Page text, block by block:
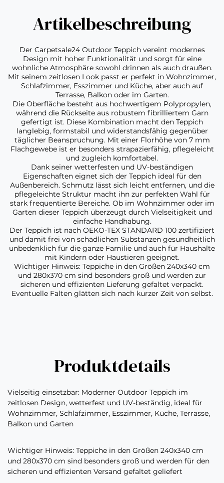
Artikelbeschreibung
Der Carpetsale24 Outdoor Teppich vereint modernes
Design mit hoher Funktionalität und sorgt für eine
wohnliche Atmosphäre sowohl drinnen als auch draußen.
Mit seinem zeitlosen Look passt er perfekt in Wohnzimmer,
Schlafzimmer, Esszimmer und Küche, aber auch auf
Terrasse, Balkon oder im Garten.
Die Oberfläche besteht aus hochwertigem Polypropylen,
während die Rückseite aus robustem fibrilliertem Garn
gefertigt ist. Diese Kombination macht den Teppich
langlebig, formstabil und widerstandsfähig gegenüber
täglicher Beanspruchung. Mit einer Florhöhe von 7 mm
Flachgewebe ist er besonders strapazierfähig, pflegeleicht
und zugleich komfortabel.
Dank seiner wetterfesten und UV-beständigen
Eigenschaften eignet sich der Teppich ideal für den
Außenbereich. Schmutz lässt sich leicht entfernen, und die
pflegeleichte Struktur macht ihn zur perfekten Wahl für
stark frequentierte Bereiche. Ob im Wohnzimmer oder im
Garten dieser Teppich überzeugt durch Vielseitigkeit und
einfache Handhabung.
Der Teppich ist nach OEKO-TEX STANDARD 100 zertifiziert
und damit frei von schädlichen Substanzen gesundheitlich
unbedenklich für die ganze Familie und auch für Haushalte
mit Kindern oder Haustieren geeignet.
Wichtiger Hinweis: Teppiche in den Größen 240x340 cm
und 280x370 cm sind besonders groß und werden zur
sicheren und effizienten Lieferung gefaltet verpackt.
Eventuelle Falten glätten sich nach kurzer Zeit von selbst.
Produktdetails
Vielseitig einsetzbar: Moderner Outdoor Teppich im
zeitlosen Design, wetterfest und UV-beständig, ideal für
Wohnzimmer, Schlafzimmer, Esszimmer, Küche, Terrasse,
Balkon und Garten
Wichtiger Hinweis: Teppiche in den Größen 240x340 cm
und 280x370 cm sind besonders groß und werden für den
sicheren und effizienten Versand gefaltet geliefert